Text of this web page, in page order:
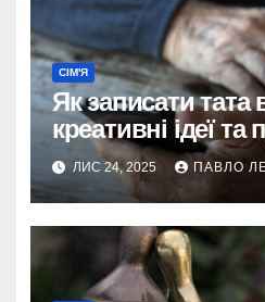
СІМ'Я
Як записати тата
креативні ідеї та
поради для
ЛИС 24, 2025 ПАВЛО